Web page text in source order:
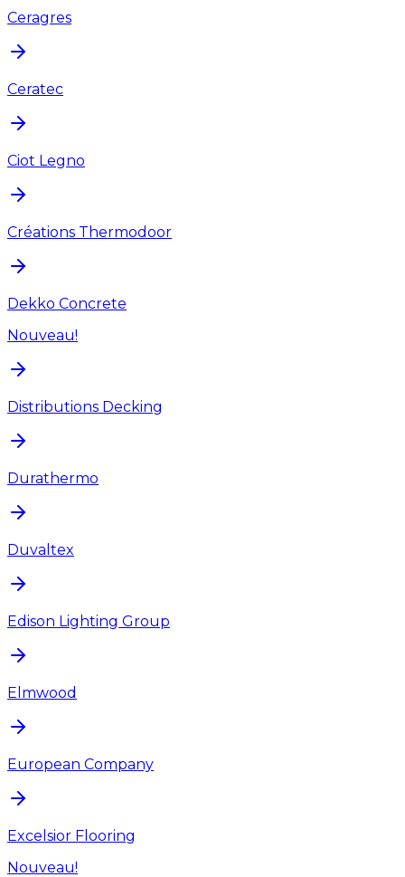
Ceragres
Ceratec
Ciot Legno
Créations Thermodoor
Dekko Concrete
Nouveau!
Distributions Decking
Durathermo
Duvaltex
Edison Lighting Group
Elmwood
European Company
Excelsior Flooring
Nouveau!